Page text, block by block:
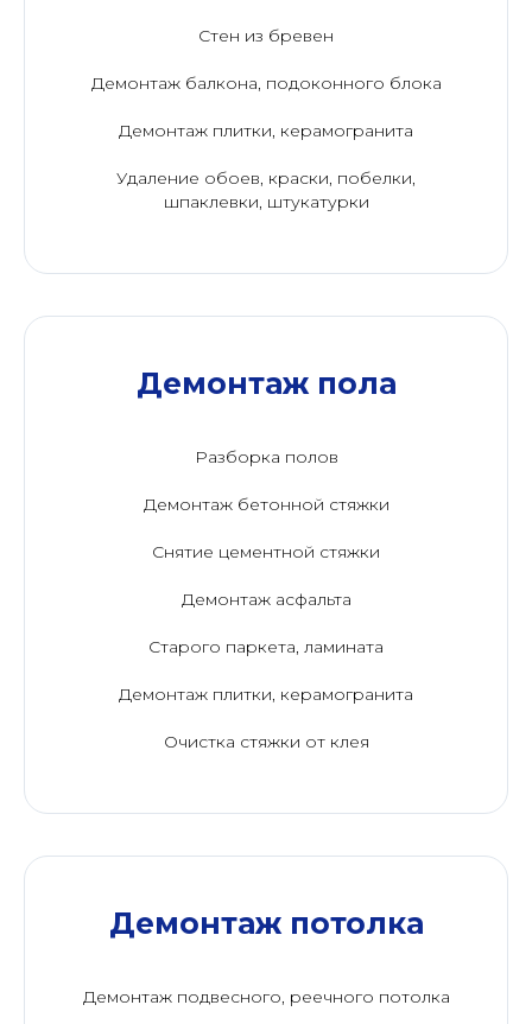
Стен из бревен
Демонтаж балкона, подоконного блока
Демонтаж плитки, керамогранита
Удаление обоев, краски, побелки,
шпаклевки, штукатурки
Демонтаж пола
Разборка полов
Демонтаж бетонной стяжки
Снятие цементной стяжки
Демонтаж асфальта
Старого паркета, ламината
Демонтаж плитки, керамогранита
Очистка стяжки от клея
Демонтаж потолка
Демонтаж подвесного, реечного потолка